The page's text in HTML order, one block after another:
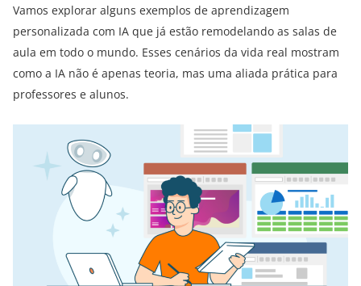
Vamos explorar alguns exemplos de aprendizagem
personalizada com IA que já estão remodelando as salas de
aula em todo o mundo. Esses cenários da vida real mostram
como a IA não é apenas teoria, mas uma aliada prática para
professores e alunos.